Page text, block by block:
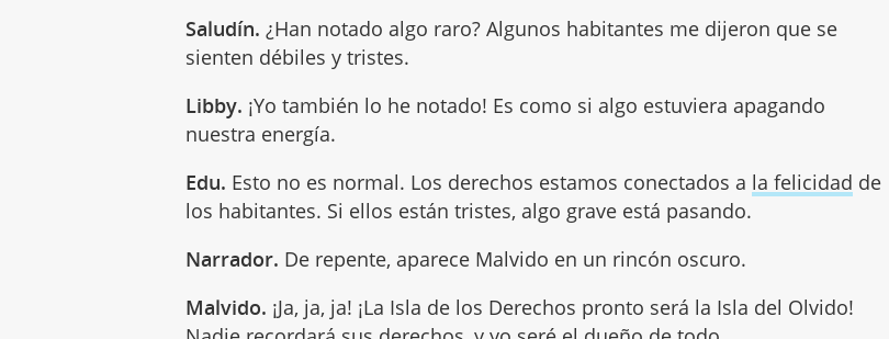
Saludín.¿Han notado algo raro? Algunos habitantes me dijeron que se
sienten débiles y tristes.
Libby. ¡Yo también lo he notado! Es como si algo estuviera apagando
nuestra energía.
Edu. Esto no es normal. Los derechos estamos conectados a la felicidad de
los habitantes. Si ellos están tristes, algo grave está pasando.
Narrador. De repente, aparece Malvido en un rincón oscuro.
Malvido. ¡Ja, ja, ja! ¡La Isla de los Derechos pronto será la Isla del Olvido!